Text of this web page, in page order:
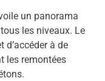
un panorama
les niveaux. Le
d’accéder à de
les remontées